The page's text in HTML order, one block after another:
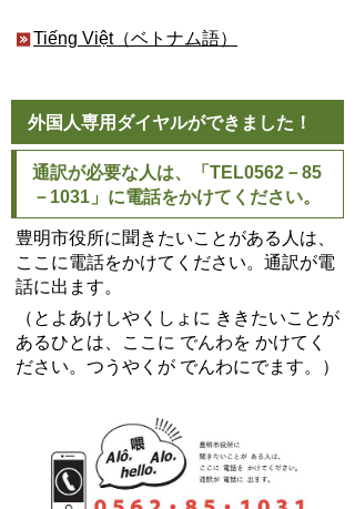
Tiếng Việt（ベトナム語）
外国人専用ダイヤルができました！
通訳が必要な人は、「TEL0562－85
－1031」に電話をかけてください。
豊明市役所に聞きたいことがある人は、
ここに電話をかけてください。通訳が電
話に出ます。
（とよあけしやくしょに ききたいことが
あるひとは、ここに でんわを かけてく
ださい。つうやくが でんわにでます。）